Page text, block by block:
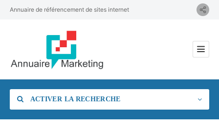
Annuaire de référencement de sites internet
ACTIVER LA RECHERCHE